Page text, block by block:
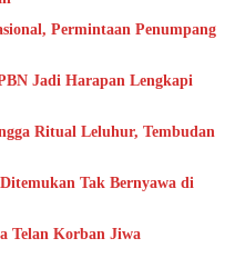
Permintaan Penumpang
Jadi Harapan Lengkapi
Ritual Leluhur, Tembudan
Tak Bernyawa di
Telan Korban Jiwa